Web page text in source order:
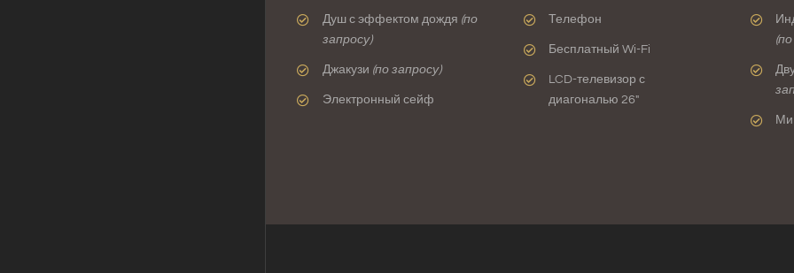
Душ с эффектом дождя (по
запросу)
Джакузи (по запросу)
Электронный сейф
Телефон
Бесплатный Wi-Fi
LCD-телевизор с
диагональю 26″